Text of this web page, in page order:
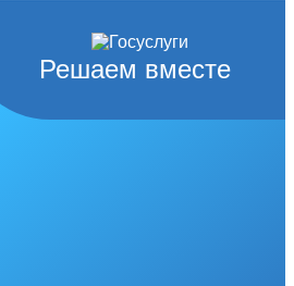
Решаем вместе